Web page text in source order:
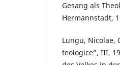
Gesang als
Hermannstadt,
Lungu, Nicolae,
teologice”, III,